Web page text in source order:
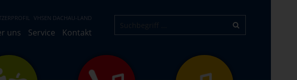
VHSEN DACHAU-LAND
uns Service Kontakt